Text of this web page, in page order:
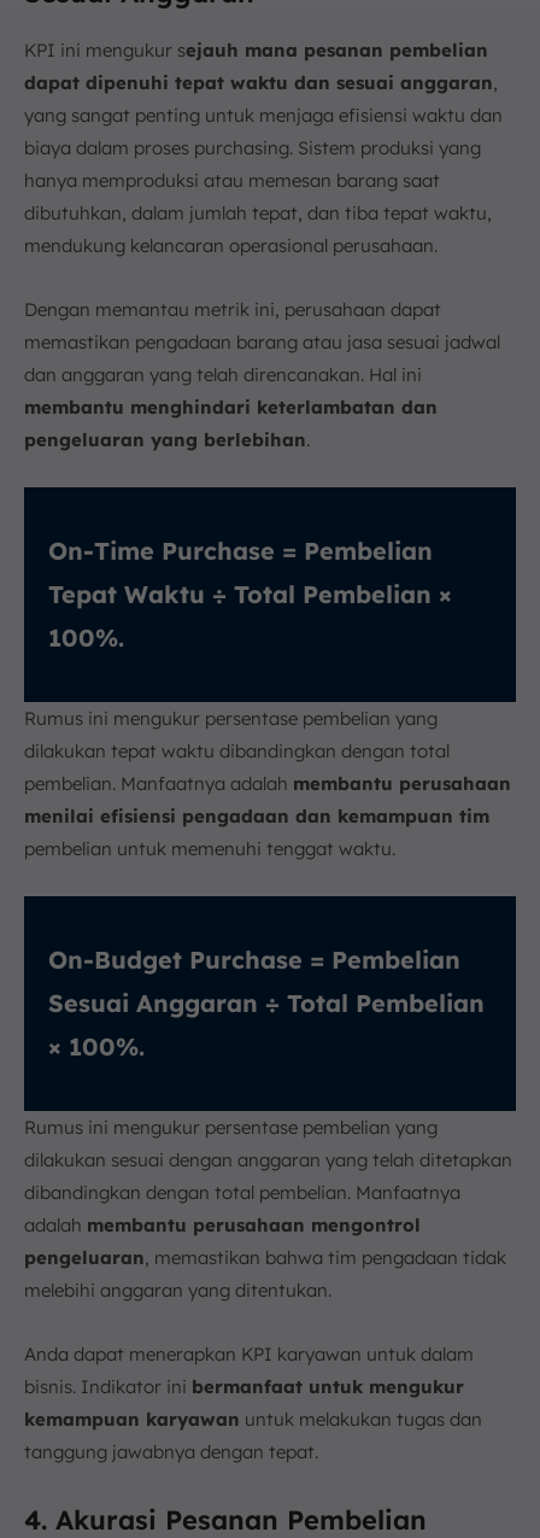
KPI ini mengukur sejauh mana pesanan pembelian
dapat dipenuhi tepat waktu dan sesuai anggaran
yang sangat penting untuk menjaga efisiensi waktu dan
biaya dalam proses purchasing. Sistem produksi yang
hanya memproduksi atau memesan barang saat
dibutuhkan, dalam jumlah tepat, dan tiba tepat waktu,
mendukung kelancaran operasional perusahaan.
Dengan memantau metrik ini, perusahaan dapat
memastikan pengadaan barang atau jasa sesuai jadwal
dan anggaran yang telah direncanakan. Hal ini
membantu menghindari keterlambatan dan
pengeluaran yang berlebihan.
On-Time Purchase = Pembelian
Tepat Waktu ÷ Total Pembelian ×
100%.
Rumus ini mengukur persentase pembelian yang
dilakukan tepat waktu dibandingkan dengan total
pembelian. Manfaatnya adalah membantu perusahaan
menilai efisiensi pengadaan dan kemampuan tim
pembelian untuk memenuhi tenggat waktu.
On-Budget Purchase = Pembelian
Sesuai Anggaran ÷ Total Pembelian
× 100%.
Rumus ini mengukur persentase pembelian yang
dilakukan sesuai dengan anggaran yang telah ditetapkan
dibandingkan dengan total pembelian. Manfaatnya
adalah membantu perusahaan mengontrol
pengeluaran , memastikan bahwa tim pengadaan tidak
melebihi anggaran yang ditentukan.
Anda dapat menerapkan KPI karyawan untuk dalam
bisnis. Indikator ini bermanfaat untuk mengukur
kemampuan karyawan untuk melakukan tugas dan
tanggung jawabnya dengan tepat.
4. Akurasi Pesanan Pembelian